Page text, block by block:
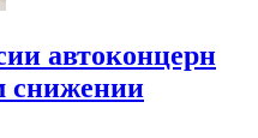
автоконцерн
снижении